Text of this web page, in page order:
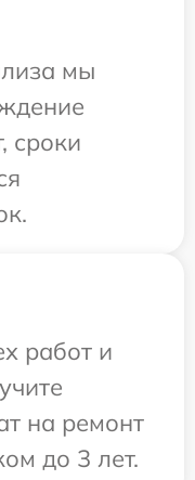
мы
сроки
работ и
на ремонт
до 3 лет.